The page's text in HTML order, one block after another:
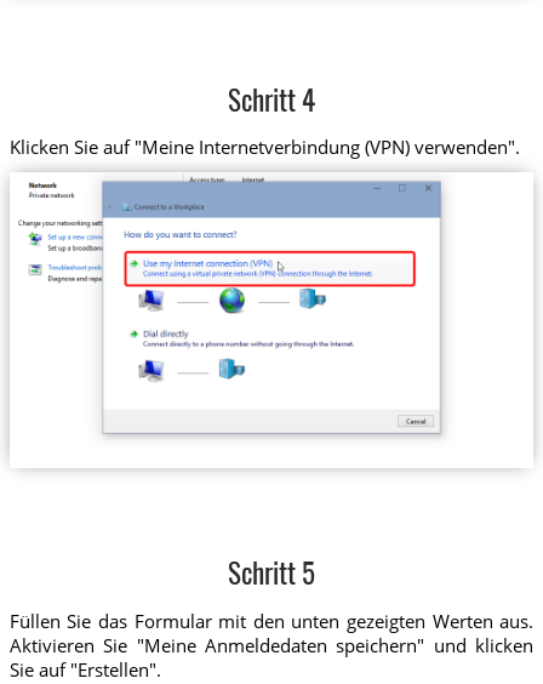
Schritt 4
Klicken Sie auf "Meine Internetverbindung (VPN) verwenden".
Schritt 5
Füllen Sie das Formular mit den unten gezeigten Werten aus.
Aktivieren Sie "Meine Anmeldedaten speichern" und klicken
Sie auf "Erstellen".